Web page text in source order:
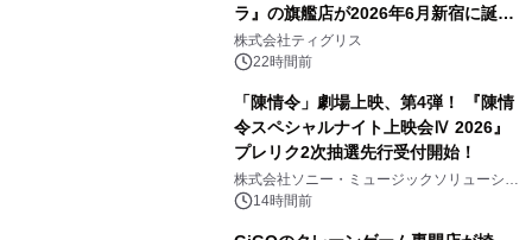
ラ』の旗艦店が2026年6月新宿に誕
生 バカルディ ジャパンと連携した
没入型バー「BAR Arca」
株式会社ティグリス
22時間前
「陳情令」劇場上映、第4弾！ 『陳情
令スペシャルナイト上映会Ⅳ 2026』
プレリク2次抽選先行受付開始！
株式会社ソニー・ミュージックソリューショ
ンズ14時間前